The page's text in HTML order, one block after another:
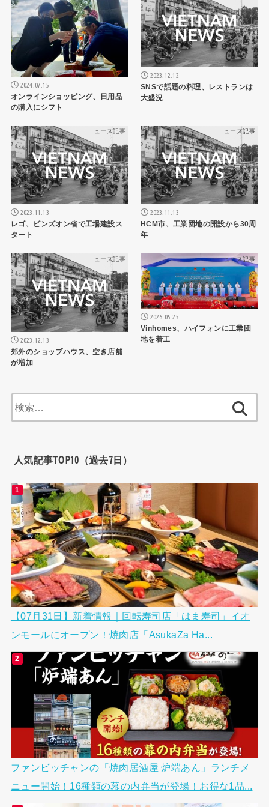
2024.07.15
オンラインショッピング、日用品
の購入にシフト
2023.12.12
SNSで話題の料理、レストランは
大盛況
ニュース記事
2023.11.13
レゴ、ビンズオン省で工場建設ス
タート
ニュース記事
2023.11.13
HCM市、工業団地の開設から30周
年
ニュース記事
2023.12.13
郊外のショップハウス、空き店舗
が増加
ニュース記事
2026.05.25
Vinhomes、ハイフォンに工業団
地を着工
索:
人気記事TOP10（過去7日）
【07月31日】新着情報｜回転寿司店「はま寿司」イオ
ンモールにオープン！焼肉店「AsukaZa Ha...
ファンビッチャンの「焼肉居酒屋 炉端あん」ランチメ
ニュー開始！16種類の幕の内弁当が登場！お得な1品...